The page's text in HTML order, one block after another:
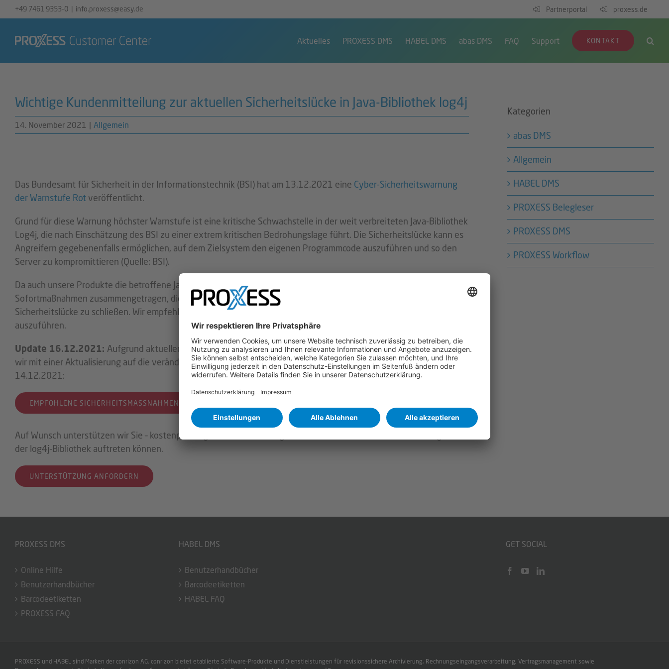
Skip
to
content
+49 7461 9353-0 | info.proxess@easy.de Partnerportal proxess.de
Aktuelles PROXESS DMS HABEL DMS abas DMS FAQ Support KONTAKT
Wichtige Kundenmitteilung zur aktuellen Sicherheitslücke in Java-Bibliothek log4j
14. November 2021 | Allgemein
Das Bundesamt für Sicherheit in der Informationstechnik (BSI) hat am 13.12.2021 eine Cyber-Sicherheitswarnung
der Warnstufe Rotveröffentlicht.
Grund für diese Warnung höchster Warnstufe ist eine kritische Schwachstelle in der weit verbreiteten Java-Bibliothek
Log4j, die nach Einschätzung des BSI zu einer extrem kritischen Bedrohungslage führt. Die Sicherheitslücke kann es
Angreifern gegebenenfalls ermöglichen, auf dem Zielsystem den eigenen Programmcode auszuführen und so den
Server zu kompromittieren (Quelle: BSI).
Da auch unsere Produkte die betroffene Java-Bibliothek verwenden, haben wir hier alle notwendigen
Sofortmaßnahmen zusammengetragen, die Sie bei unseren PROXESS-Produkten ausführen müssen, um die
Sicherheitslücke zu schließen. Wir empfehlen dringend, die darin beschriebenen Maßnahmen unverzüglich
auszuführen.
Update 16.12.2021: Aufgrund aktueller Entwicklungen und Meldungen von Sicherheitsunternehmen reagieren
wir mit einer Aktualisierung auf die veränderte Lage. Diese Informationen ersetzen unser Schreiben vom
14.12.2021:
EMPFOHLENE SICHERHEITSMASSNAHMEN
Auf Wunsch unterstützen wir Sie – kostenpflichtig – bei der Behebung der Sicherheitslücken, die in Verbindung mit
der log4j-Bibliothek auftreten können.
UNTERSTÜTZUNG ANFORDERN
Kategorien
abas DMS
Allgemein
HABEL DMS
PROXESS Belegleser
PROXESS DMS
PROXESS Workflow
PROXESS DMS
Online Hilfe
Benutzerhandbücher
Barcodeetiketten
PROXESS FAQ
HABEL DMS
Benutzerhandbücher
Barcodeetiketten
HABEL FAQ
GET SOCIAL
PROXESS und HABEL sind Marken der conrizon AG. conrizon bietet etablierte Software-Produkte und Dienstleistungen für revisionssichere Archivierung, Rechnungseingangs­verarbeitung, Vertragsmanagement sowie